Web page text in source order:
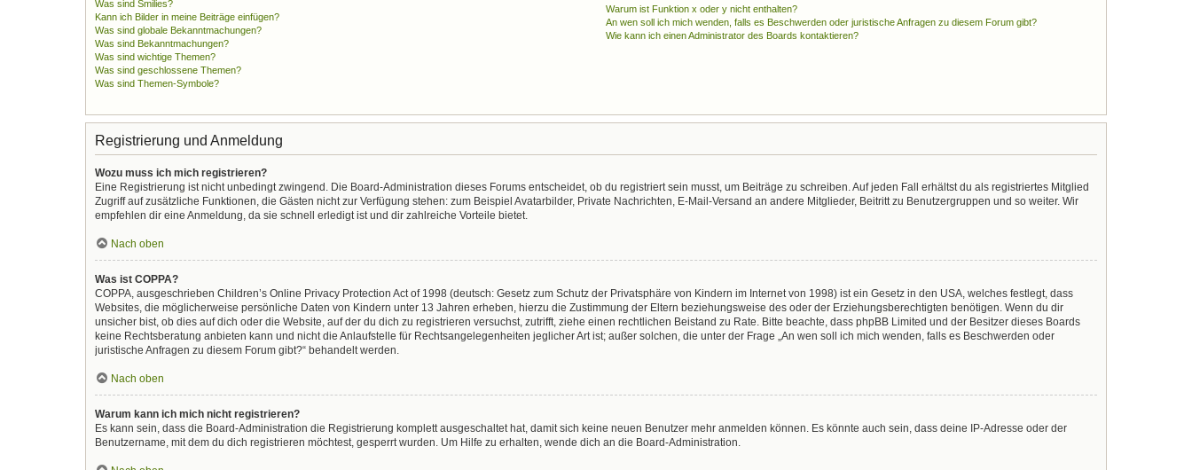
Was sind Smilies?
Kann ich Bilder in meine Beiträge einfügen?
Was sind globale Bekanntmachungen?
Was sind Bekanntmachungen?
Was sind wichtige Themen?
Was sind geschlossene Themen?
Was sind Themen-Symbole?
Warum ist Funktion x oder y nicht enthalten?
An wen soll ich mich wenden, falls es Beschwerden oder juristische Anfragen zu diesem Forum gibt?
Wie kann ich einen Administrator des Boards kontaktieren?
Registrierung und Anmeldung
Wozu muss ich mich registrieren?
Eine Registrierung ist nicht unbedingt zwingend. Die Board-Administration dieses Forums entscheidet, ob du registriert sein musst, um Beiträge zu schreiben. Auf jeden Fall erhältst du als registriertes Mitglied
Zugriff auf zusätzliche Funktionen, die Gästen nicht zur Verfügung stehen: zum Beispiel Avatarbilder, Private Nachrichten, E-Mail-Versand an andere Mitglieder, Beitritt zu Benutzergruppen und so weiter. Wir
empfehlen dir eine Anmeldung, da sie schnell erledigt ist und dir zahlreiche Vorteile bietet.
Nach oben
Was ist COPPA?
COPPA, ausgeschrieben Children’s Online Privacy Protection Act of 1998 (deutsch: Gesetz zum Schutz der Privatsphäre von Kindern im Internet von 1998) ist ein Gesetz in den USA, welches festlegt, dass
Websites, die möglicherweise persönliche Daten von Kindern unter 13 Jahren erheben, hierzu die Zustimmung der Eltern beziehungsweise des oder der Erziehungsberechtigten benötigen. Wenn du dir
unsicher bist, ob dies auf dich oder die Website, auf der du dich zu registrieren versuchst, zutrifft, ziehe einen rechtlichen Beistand zu Rate. Bitte beachte, dass phpBB Limited und der Besitzer dieses Boards
keine Rechtsberatung anbieten kann und nicht die Anlaufstelle für Rechtsangelegenheiten jeglicher Art ist; außer solchen, die unter der Frage „An wen soll ich mich wenden, falls es Beschwerden oder
juristische Anfragen zu diesem Forum gibt?“ behandelt werden.
Nach oben
Warum kann ich mich nicht registrieren?
Es kann sein, dass die Board-Administration die Registrierung komplett ausgeschaltet hat, damit sich keine neuen Benutzer mehr anmelden können. Es könnte auch sein, dass deine IP-Adresse oder der
Benutzername, mit dem du dich registrieren möchtest, gesperrt wurden. Um Hilfe zu erhalten, wende dich an die Board-Administration.